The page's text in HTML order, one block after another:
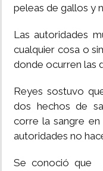
peleas de gallos y
Las autoridades
cualquier cosa o
donde ocurren las
Reyes sostuvo
dos hechos de
corre la sangre
autoridades no
Se conoció que